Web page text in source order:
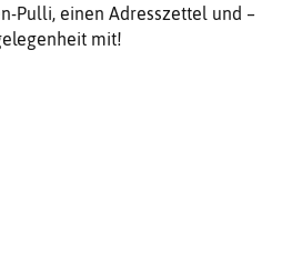
Pulli, einen Adresszettel und –
mit!